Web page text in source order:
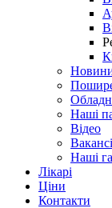
Наші
Відео
Наші
Лікарі
Ціни
Контакти